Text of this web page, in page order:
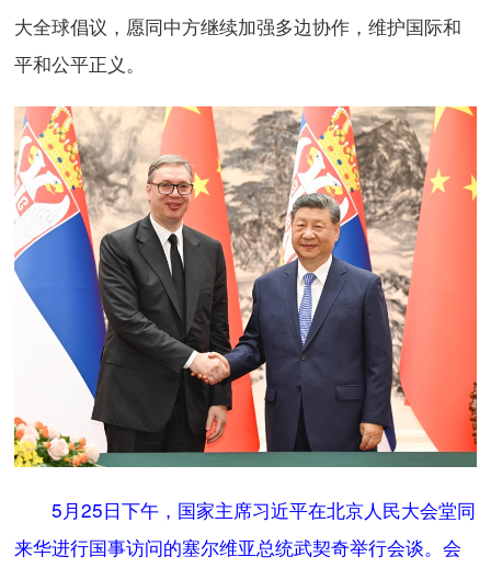
大全球倡议，愿同中方继续加强多边协作，维护国际和
平和公平正义。
5月25日下午，国家主席习近平在北京人民大会堂同
来华进行国事访问的塞尔维亚总统武契奇举行会谈。会